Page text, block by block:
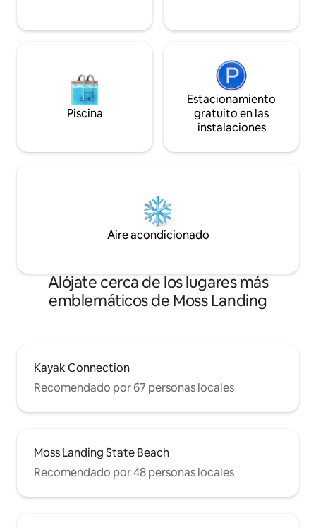
Piscina
Estacionamiento
gratuito en las
instalaciones
Aire acondicionado
Alójate cerca de los lugares más
emblemáticos de Moss Landing
Kayak Connection
Recomendado por 67 personas locales
Moss Landing State Beach
Recomendado por 48 personas locales